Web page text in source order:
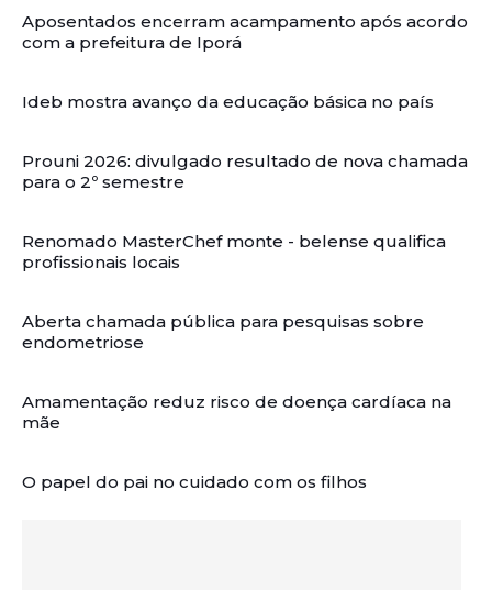
Aposentados encerram acampamento após acordo
com a prefeitura de Iporá
Ideb mostra avanço da educação básica no país
Prouni 2026: divulgado resultado de nova chamada
para o 2º semestre
Renomado MasterChef monte - belense qualifica
profissionais locais
Aberta chamada pública para pesquisas sobre
endometriose
Amamentação reduz risco de doença cardíaca na
mãe
O papel do pai no cuidado com os filhos